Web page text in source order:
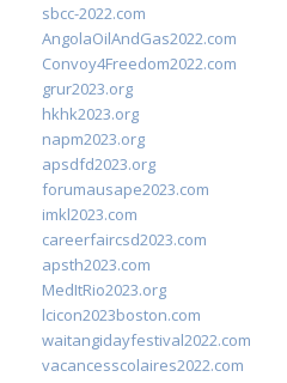
sbcc-2022.com
AngolaOilAndGas2022.com
Convoy4Freedom2022.com
grur2023.org
hkhk2023.org
napm2023.org
apsdfd2023.org
forumausape2023.com
imkl2023.com
careerfaircsd2023.com
apsth2023.com
MedItRio2023.org
lcicon2023boston.com
waitangidayfestival2022.com
vacancesscolaires2022.com